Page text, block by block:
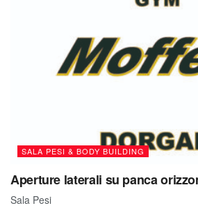
SALA PESI & BODY BUILDING
Aperture laterali su panca
Sala Pesi